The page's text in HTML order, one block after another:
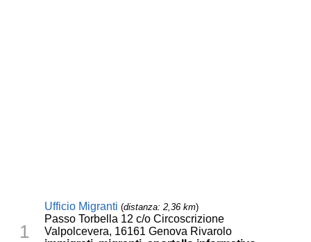
1
Ufficio Migranti (distanza: 2,36 km)
Passo Torbella 12 c/o Circoscrizione
Valpolcevera, 16161 Genova Rivarolo